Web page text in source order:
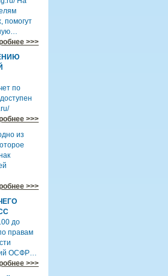
помогут
>>>
по
>>>
из
>>>
до
правам
ОСФР…
>>>